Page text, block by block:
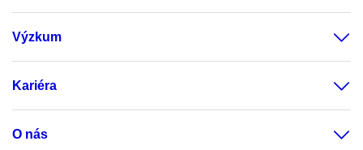
Výzkum
Kariéra
O nás